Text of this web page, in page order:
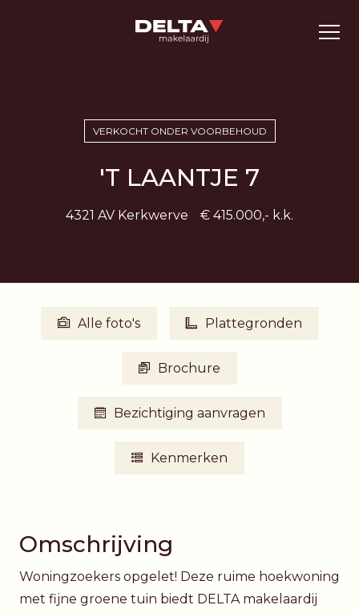
VERKOCHT ONDER VOORBEHOUD
'T LAANTJE 7
4321 AV Kerkwerve € 415.000,- k.k.
Alle foto's Plattegronden
Brochure
Bezichtiging aanvragen
Kenmerken
Omschrijving
Woningzoekers opgelet! Deze ruime hoekwoning
met fijne groene tuin biedt DELTA makelaardij